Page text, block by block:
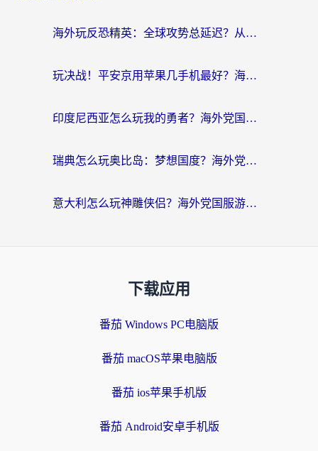
海外玩反恐精英：全球攻势总延迟？从瑞典玩神武4到外国玩黎明觉醒，选对加速器才是关键！
玩决战！平安京用苹果几手机最好？海外党必看的设备+加速器双攻略
印度尼西亚怎么玩我的勇者？海外党国服游戏加速避坑指南（附实况五行师解决方案）
瑞典怎么玩奥比岛：梦想国度？海外党亲测有效的国服游戏加速全攻略
意大利怎么玩神雕侠侣？海外党国服游戏加速终极指南（附欧洲玩王者王国保卫战4不卡技巧）
下载应用
番茄 Windows PC电脑版
番茄 macOS苹果电脑版
番茄 ios苹果手机版
番茄 Android安卓手机版